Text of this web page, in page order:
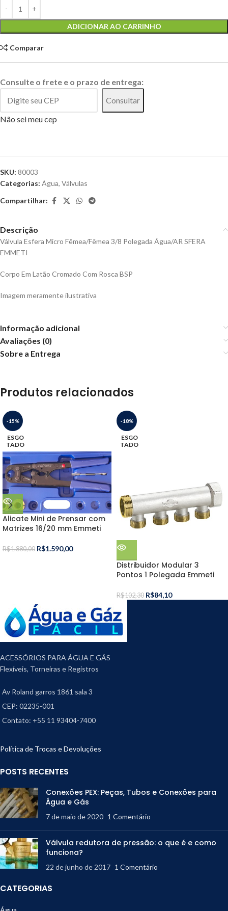
ADICIONAR AO CARRINHO
Comparar
Consulte o frete e o prazo de entrega:
Consultar
Não sei meu cep
SKU: 80003
Categorias: Água, Válvulas
Compartilhar:
Descrição
Válvula Esfera Micro Fêmea/Fêmea 3/8 Polegada Água/AR SFERA
EMMETI
Corpo Em Latão Cromado Com Rosca BSP
Imagem meramente ilustrativa
Informação adicional
Avaliações (0)
Sobre a Entrega
Produtos relacionados
-15%
ESGO
TADO
Alicate Mini de Prensar com
Matrizes 16/20 mm Emmeti
R$1.880,00 R$1.590,00
-18%
ESGO
TADO
Distribuidor Modular 3
Pontos 1 Polegada Emmeti
R$102,30 R$84,10
ACESSÓRIOS PARA ÁGUA E GÁS
Flexíveis, Torneiras e Registros
Av Roland garros 1861 sala 3
CEP: 02235-001
Contato: +55 11 93404-7400
Política de Trocas e Devoluções
POSTS RECENTES
Conexões PEX: Peças, Tubos e Conexões para
Água e Gás
7 de maio de 2020 1 Comentário
Válvula redutora de pressão: o que é e como
funciona?
22 de junho de 2017 1 Comentário
CATEGORIAS